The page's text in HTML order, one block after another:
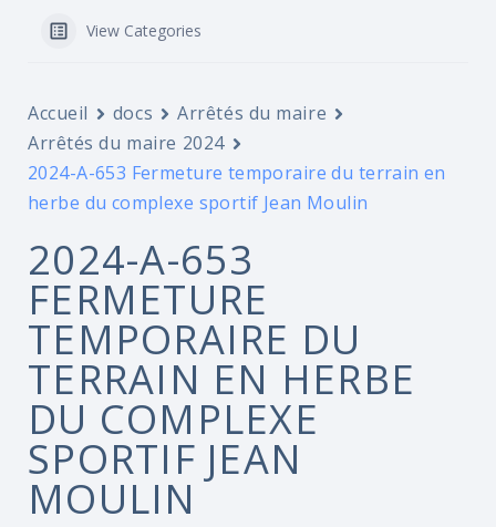
View Categories
Accueil docs
Arrêtés du maire
Arrêtés du maire 2024
2024-A-653 Fermeture temporaire du terrain en
herbe du complexe sportif Jean Moulin
2024-A-653
FERMETURE
TEMPORAIRE DU
TERRAIN EN HERBE
DU COMPLEXE
SPORTIF JEAN
MOULIN